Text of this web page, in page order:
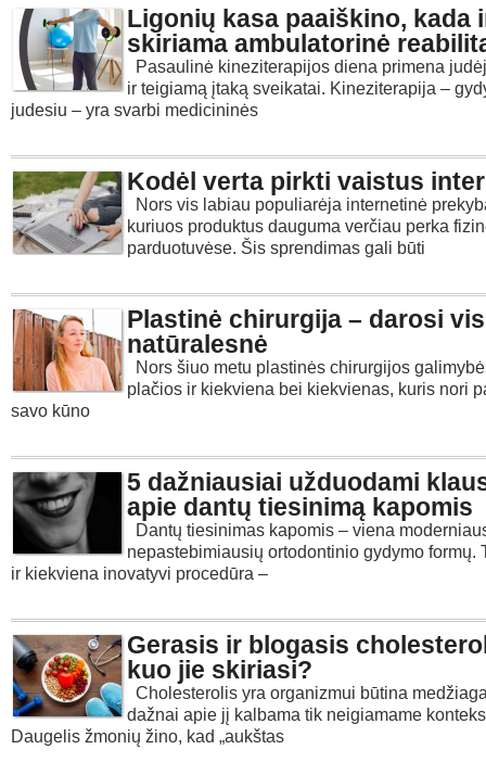
Ligonių kasa paaiškino, kada
skiriama ambulatorinė
Pasaulinė kineziterapijos diena primena
ir teigiamą įtaką sveikatai. Kineziterapija –
judesiu – yra svarbi medicininės
Kodėl verta pirkti vaistus
Nors vis labiau populiarėja internetinė
kuriuos produktus dauguma verčiau perka
parduotuvėse. Šis sprendimas gali būti
Plastinė chirurgija – darosi vis
natūralesnė
Nors šiuo metu plastinės chirurgijos
plačios ir kiekviena bei kiekvienas, kuris nori
savo kūno
5 dažniausiai užduodami
apie dantų tiesinimą kapomis
Dantų tiesinimas kapomis – viena
nepastebimiausių ortodontinio gydymo formų.
ir kiekviena inovatyvi procedūra –
Gerasis ir blogasis
kuo jie skiriasi?
Cholesterolis yra organizmui būtina
dažnai apie jį kalbama tik neigiamame
Daugelis žmonių žino, kad „aukštas